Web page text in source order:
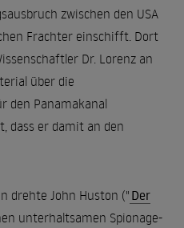
zwischen den USA
Frachter einschifft. Dort
Dr. Lorenz an
über die
den Panamakanal
dass er damit an den
drehte John Huston (" Der
unterhaltsamen Spionage-